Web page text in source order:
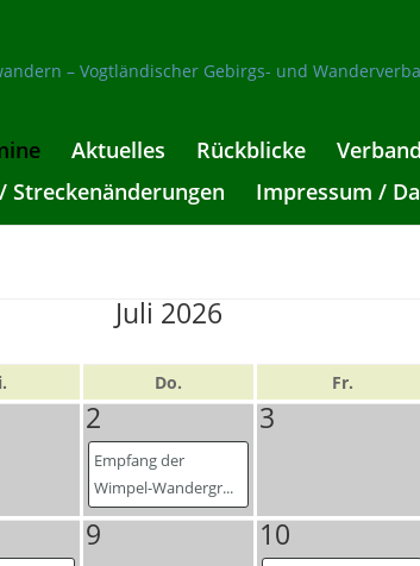
Aktuelles Rückblicke
Streckenänderungen
Impressum /
Juli 2026
Do. Fr.
2
Empfang der
Wimpel-Wandergr...
3
9 10